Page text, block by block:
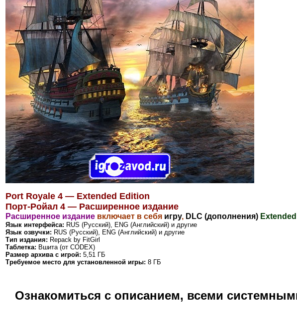
Port Royale 4 — Extended Edition
Порт-Ройал 4 — Расширенное издание
Расширенное издание включает в себя игру, DLC (дополнения)
Язык интерфейса: RUS (Русский), ENG (Английский) и другие
Язык озвучки: RUS (Русский), ENG (Английский) и другие
Тип издания: Repack by FitGirl
Таблетка: Вшита (от CODEX)
Размер архива с игрой: 5,51 ГБ
Требуемое место для установленной игры: 8 ГБ
Ознакомиться с описанием, всеми